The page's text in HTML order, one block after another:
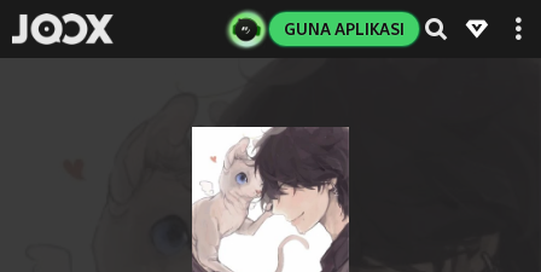
GUNA APLIKASI